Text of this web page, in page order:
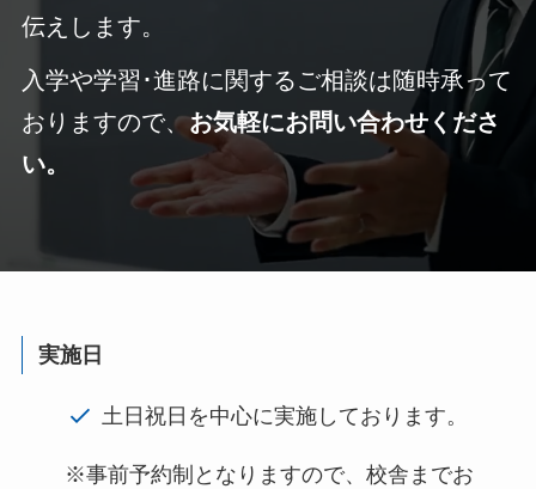
伝えします。
入学や学習･進路に関するご相談は随時承って
おりますので、お気軽にお問い合わせくださ
い。
実施日
土日祝日を中心に実施しております。
※事前予約制となりますので、校舎までお